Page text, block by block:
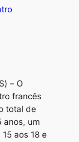
– O
francês
total de
anos, um
aos 18 e